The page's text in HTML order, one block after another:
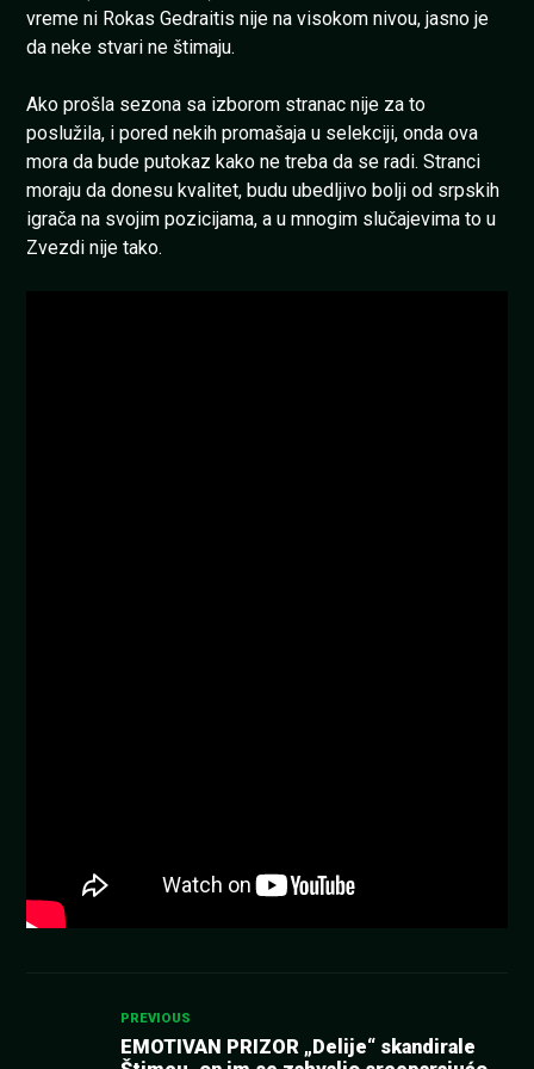
vreme ni Rokas Gedraitis nije na visokom nivou, jasno je
da neke stvari ne štimaju.
Ako prošla sezona sa izborom stranac nije za to
poslužila, i pored nekih promašaja u selekciji, onda ova
mora da bude putokaz kako ne treba da se radi. Stranci
moraju da donesu kvalitet, budu ubedljivo bolji od srpskih
igrača na svojim pozicijama, a u mnogim slučajevima to u
Zvezdi nije tako.
Kretanje
PREVIOUS
EMOTIVAN PRIZOR „Delije“ skandirale